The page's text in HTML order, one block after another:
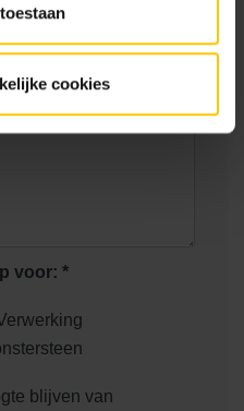
cookies
voor: *
blijven van